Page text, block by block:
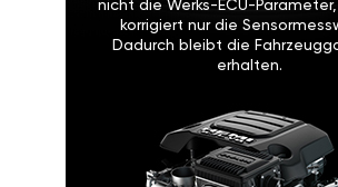
nicht die Werks-ECU-
korrigiert nur die
Dadurch bleibt die
erhalten.